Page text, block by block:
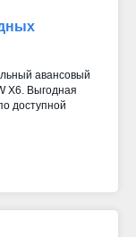
авансовый
X6. Выгодная
доступной